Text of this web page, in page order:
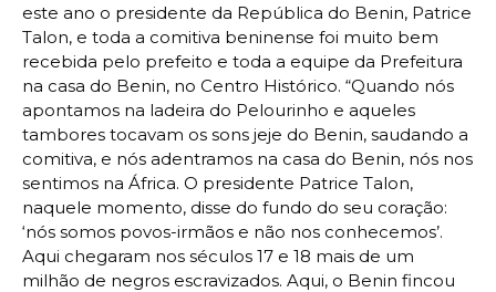
este ano o presidente da República do Benin, Patrice
Talon, e toda a comitiva beninense foi muito bem
recebida pelo prefeito e toda a equipe da Prefeitura
na casa do Benin, no Centro Histórico. “Quando nós
apontamos na ladeira do Pelourinho e aqueles
tambores tocavam os sons jeje do Benin, saudando a
comitiva, e nós adentramos na casa do Benin, nós nos
sentimos na África. O presidente Patrice Talon,
naquele momento, disse do fundo do seu coração:
‘nós somos povos-irmãos e não nos conhecemos’.
Aqui chegaram nos séculos 17 e 18 mais de um
milhão de negros escravizados. Aqui, o Benin fincou